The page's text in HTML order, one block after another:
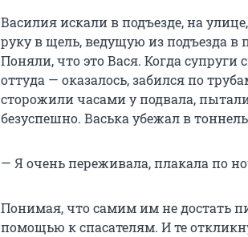
Василия искали в подъезде, на
руку в щель, ведущую из подъезда
Поняли, что это Вася. Когда супруги
оттуда — оказалось, забился по
сторожили часами у подвала,
безуспешно. Васька убежал в
— Я очень переживала, плакала по
Понимая, что самим им не достать
помощью к спасателям. И те